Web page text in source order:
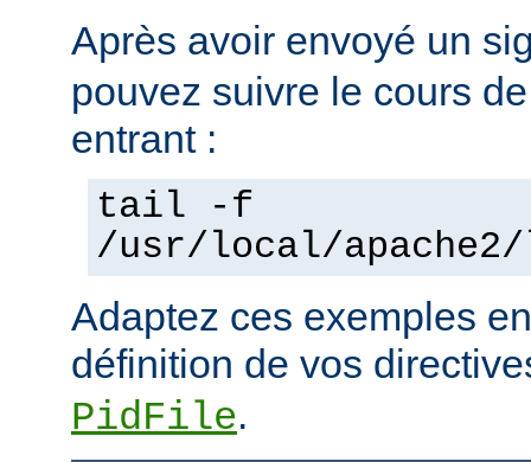
Après avoir envoyé un
pouvez suivre le cours
entrant :
tail -f
/usr/local/
Adaptez ces exemples
définition de vos
PidFile.